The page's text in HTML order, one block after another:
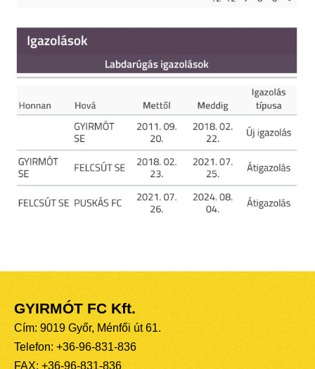
GYIRMÓT FC Kft.
Cím: 9019 Győr, Ménfői út 61.
Telefon: +36-96-831-836
FAX: +36-96-831-836